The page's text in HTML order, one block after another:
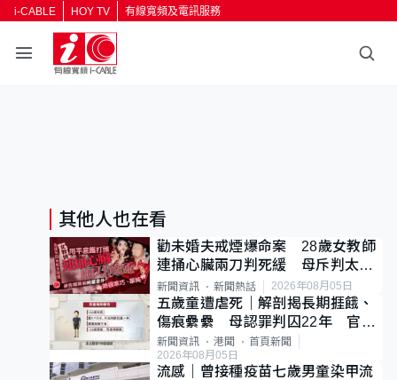
i-CABLE HOY TV 有線寬頻及電訊服務
其他人也在看
勸未婚夫戒煙爆命案 28歲女教師
連捅心臟兩刀判死緩 母斥判太重
已上訴
新聞資訊 新聞熱話 2026年08月05日
五歲童遭虐死｜解剖揭長期捱餓、
傷痕纍纍 母認罪判囚22年 官斥
冷血：同類案最惡劣
新聞資訊 港聞
首頁新聞
2026年08月05日
流感｜曾接種疫苗七歲男童染甲流